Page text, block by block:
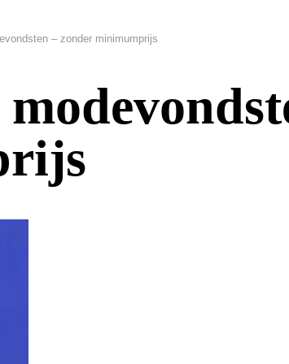
– zonder minimumprijs